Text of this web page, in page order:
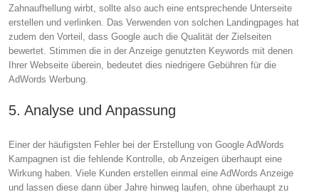
Zahnaufhellung wirbt, sollte also auch eine entsprechende Unterseite
erstellen und verlinken. Das Verwenden von solchen Landingpages hat
zudem den Vorteil, dass Google auch die Qualität der Zielseiten
bewertet. Stimmen die in der Anzeige genutzten Keywords mit denen
Ihrer Webseite überein, bedeutet dies niedrigere Gebühren für die
AdWords Werbung.
5. Analyse und Anpassung
Einer der häufigsten Fehler bei der Erstellung von Google AdWords
Kampagnen ist die fehlende Kontrolle, ob Anzeigen überhaupt eine
Wirkung haben. Viele Kunden erstellen einmal eine AdWords Anzeige
und lassen diese dann über Jahre hinweg laufen, ohne überhaupt zu